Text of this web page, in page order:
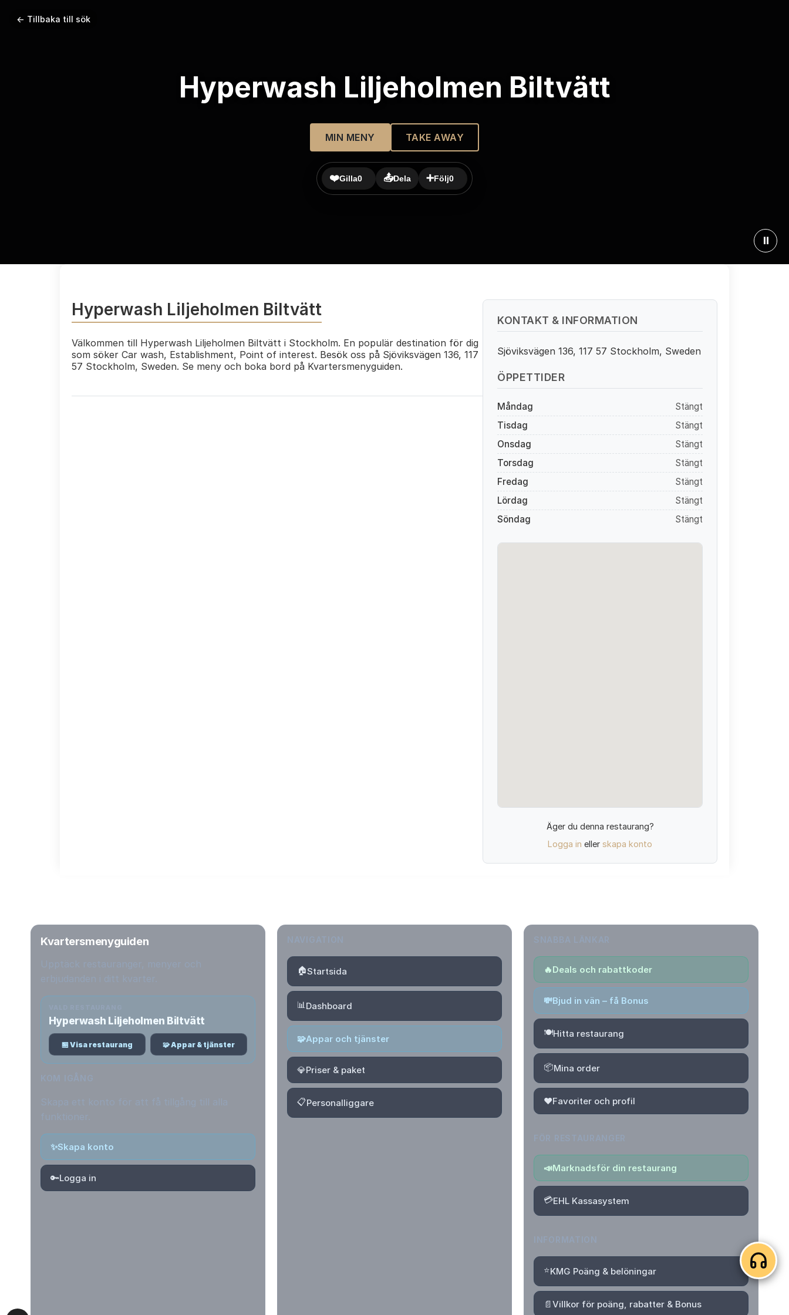
← Tillbaka till sök
Hyperwash Liljeholmen Biltvätt
MIN MENY TAKE AWAY
❤️Gilla0 📤Dela ➕Följ0
⏸
Hyperwash Liljeholmen Biltvätt
Välkommen till Hyperwash Liljeholmen Biltvätt i Stockholm. En populär destination för dig
som söker Car wash, Establishment, Point of interest. Besök oss på Sjöviksvägen 136, 117
57 Stockholm, Sweden. Se meny och boka bord på Kvartersmenyguiden.
KONTAKT & INFORMATION
Sjöviksvägen 136, 117 57 Stockholm, Sweden
ÖPPETTIDER
Måndag
Stängt
Tisdag
Stängt
Onsdag
Stängt
Torsdag
Stängt
Fredag
Stängt
Lördag
Stängt
Söndag
Stängt
Äger du denna restaurang?
Logga in eller skapa konto
Kvartersmenyguiden
Hyperwash Liljeholmen Biltvätt
🏪 Visa restaurang 🧩 Appar & tjänster
✨Skapa konto
🔑Logga in
🏠Startsida
📊Dashboard
🧩Appar och tjänster
💎Priser & paket
📋Personalliggare
🔥Deals och rabattkoder
💸Bjud in vän – få Bonus
🍽️Hitta restaurang
📦Mina order
❤️Favoriter och profil
📣Marknadsför din restaurang
💳EHL Kassasystem
⭐KMG Poäng & belöningar
📄Villkor för poäng, rabatter & Bonus